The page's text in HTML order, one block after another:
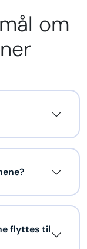
om
flyttes til